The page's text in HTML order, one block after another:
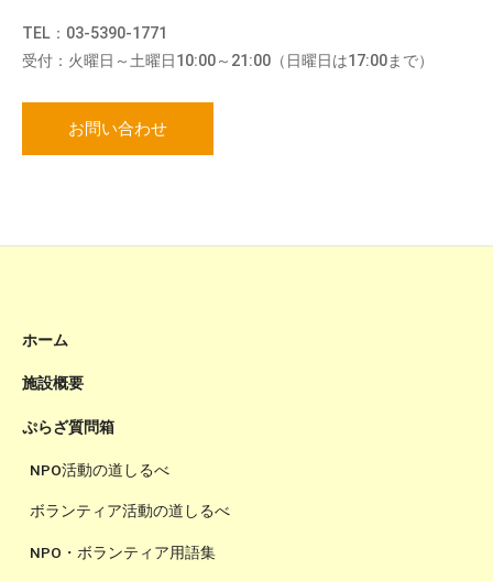
TEL：03-5390-1771
受付：火曜日～土曜日10:00～21:00（日曜日は17:00まで）
お問い合わせ
ホーム
施設概要
ぷらざ質問箱
NPO活動の道しるべ
ボランティア活動の道しるべ
NPO・ボランティア用語集